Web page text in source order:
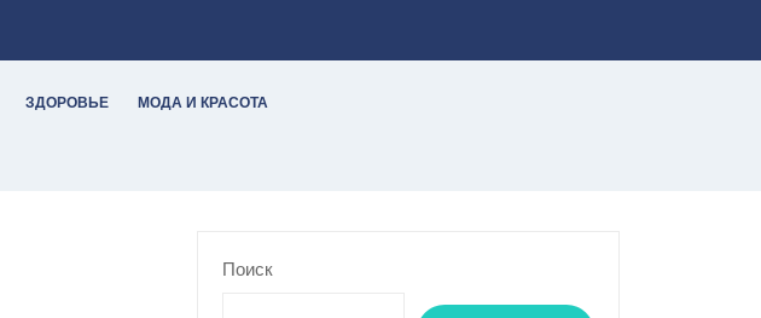
ЗДОРОВЬЕ МОДА И КРАСОТА
Поиск